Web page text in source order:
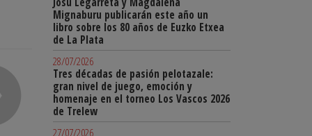
Mignaburu publicarán este año un
libro sobre los 80 años de Euzko Etxea
de La Plata
28/07/2026
Tres décadas de pasión pelotazale:
gran nivel de juego, emoción y
homenaje en el torneo Los Vascos 2026
de Trelew
27/07/2026